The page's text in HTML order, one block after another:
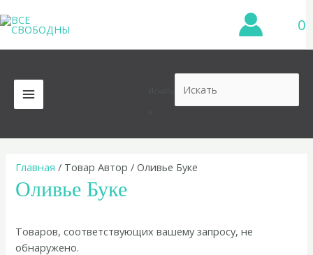
к
содержимому
0
MAIN
MENU
Главная / Товар Автор / Оливье Буке
Оливье Буке
Товаров, соответствующих вашему запросу, не
обнаружено.